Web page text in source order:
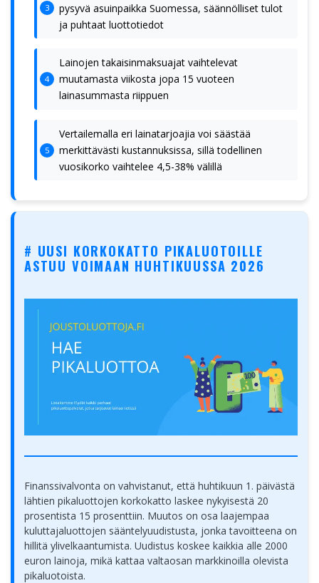
pysyvä asuinpaikka Suomessa, säännölliset tulot
ja puhtaat luottotiedot
Lainojen takaisinmaksuajat vaihtelevat
muutamasta viikosta jopa 15 vuoteen
lainasummasta riippuen
Vertailemalla eri lainatarjoajia voi säästää
merkittävästi kustannuksissa, sillä todellinen
vuosikorko vaihtelee 4,5-38% välillä
# UUSI KORKOKATTO PIKALUOTOILLE
ASTUU VOIMAAN HUHTIKUUSSA 2026
Finanssivalvonta on vahvistanut, että huhtikuun 1. päivästä
lähtien pikaluottojen korkokatto laskee nykyisestä 20
prosentista 15 prosenttiin. Muutos on osa laajempaa
kuluttajaluottojen sääntelyuudistusta, jonka tavoitteena on
hillitä ylivelkaantumista. Uudistus koskee kaikkia alle 2000
euron lainoja, mikä kattaa valtaosan markkinoilla olevista
pikaluotoista.